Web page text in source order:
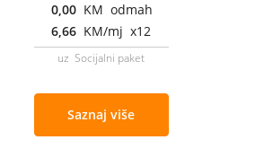
0,00 KM odmah
6,66 KM/mj x12
uz Socijalni paket
Saznaj više